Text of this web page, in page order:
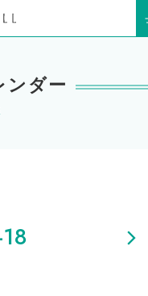
ンダー